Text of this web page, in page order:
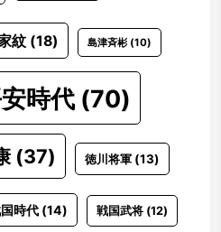
紋(18) 島津斉彬(10)
時代(70)
(37) 徳川将軍(13)
時代(14) 戦国武将(12)